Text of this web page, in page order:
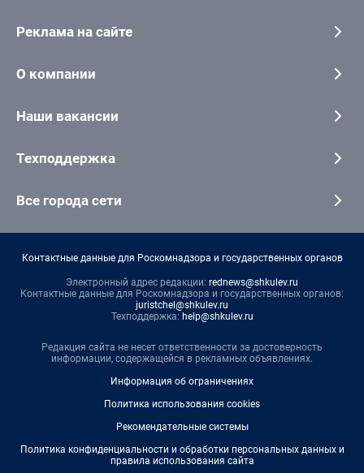
Реклама на сайте
О компании
Наши вакансии
Техподдержка
Все города сети
Контактные данные для Роскомнадзора и государственных органов
Электронный адрес редакции: rednews@shkulev.ru
Контактные данные для Роскомнадзора и государственных органов:
juristchel@shkulev.ru
Техподдержка: help@shkulev.ru
Редакция сайта не несет ответственности за достоверность
информации, содержащейся в рекламных объявлениях.
Информация об ограничениях
Политика использования cookies
Рекомендательные системы
Политика конфиденциальности и обработки персональных данных и
правила использования сайта